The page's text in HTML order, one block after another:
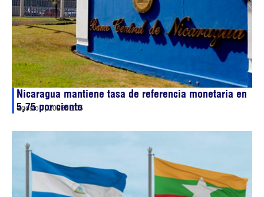
Nicaragua mantiene tasa de referencia monetaria en
5,75 por ciento
agosto 7, 202601:05